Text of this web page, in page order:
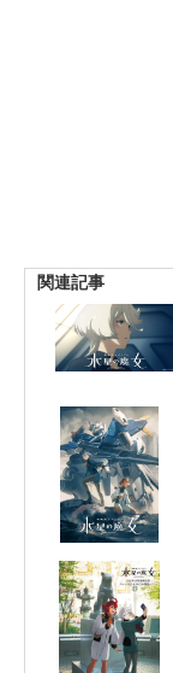
関連記事